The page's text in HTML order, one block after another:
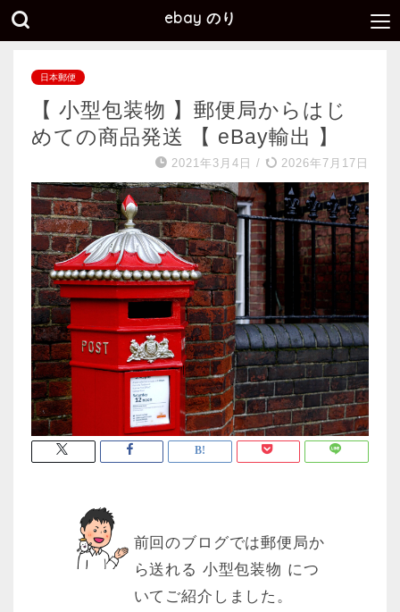
ebay のり
日本郵便
【 小型包装物 】郵便局からはじ
めての商品発送 【 eBay輸出 】
2021年3月4日 / 2026年7月17日
前回のブログでは郵便局か
ら送れる 小型包装物 につ
いてご紹介しました。